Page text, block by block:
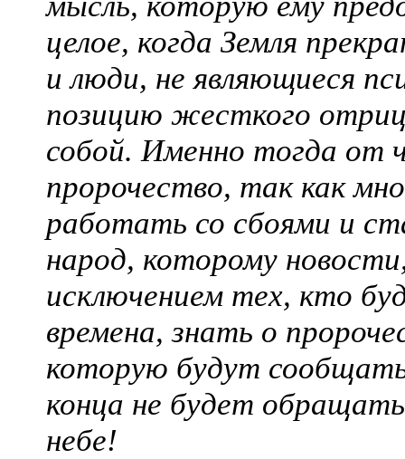
целое, когда Земля
и люди, не являющиеся
позицию жесткого
собой. Именно тогда от
пророчество, так как
работать со сбоями и
народ, которому
исключением тех, кто
времена, знать о
которую будут
конца не будет
небе!